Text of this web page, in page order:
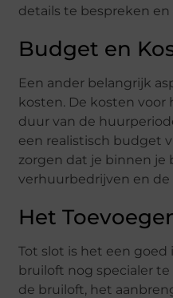
details te bespreken
Budget en
Een ander belangrijk
kosten. De kosten
duur van de
een realistisch budget
zorgen dat je binnen je
verhuurbedrijven en
Het
Tot slot is het een
bruiloft nog specialer
de bruiloft, het